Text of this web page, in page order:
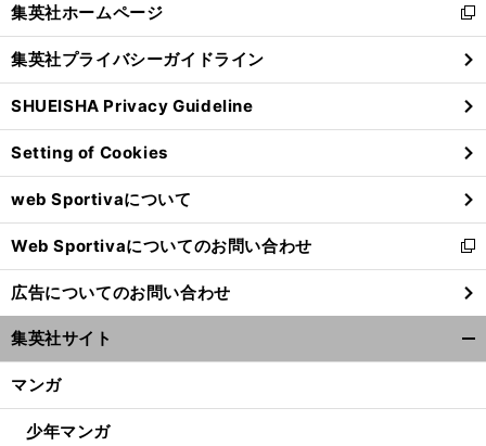
閉
る
集英社ホームページ
新
し
い
ウ
ィ
ン
ド
ウ
で
開
く
集英社プライバシーガイドライン
SHUEISHA Privacy Guideline
Setting of Cookies
web Sportivaについて
Web Sportivaについてのお問い合わせ
新
し
い
ウ
ィ
ン
ウ
広告についてのお問い合わせ
集英社サイト
マンガ
少年マンガ